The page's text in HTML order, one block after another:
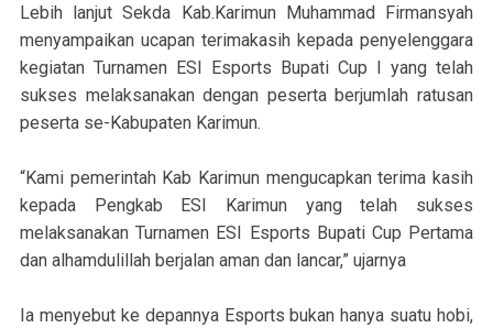
Lebih lanjut Sekda Kab.Karimun Muhammad Firmansyah
menyampaikan ucapan terimakasih kepada penyelenggara
kegiatan Turnamen ESI Esports Bupati Cup I yang telah
sukses melaksanakan dengan peserta berjumlah ratusan
peserta se-Kabupaten Karimun.
“Kami pemerintah Kab Karimun mengucapkan terima kasih
kepada Pengkab ESI Karimun yang telah sukses
melaksanakan Turnamen ESI Esports Bupati Cup Pertama
dan alhamdulillah berjalan aman dan lancar,” ujarnya
Ia menyebut ke depannya Esports bukan hanya suatu hobi,